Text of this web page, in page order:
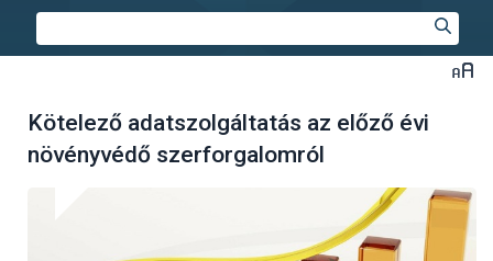
Kötelező adatszolgáltatás az előző évi
növényvédő szerforgalomról